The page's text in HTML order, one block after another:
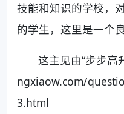
技能和知识的学校，
的学生，这里是一个
这主见由“步步
ngxiaow.com/
3.html